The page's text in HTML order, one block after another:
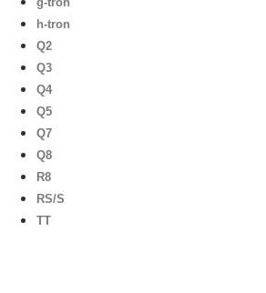
h-tron
Q2
Q3
Q4
Q5
Q7
Q8
R8
RS/S
TT